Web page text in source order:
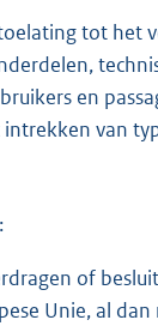
tot het
en
van
of
Unie, al